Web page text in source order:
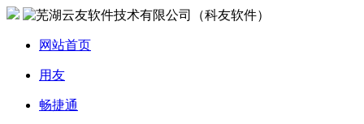
网站首页
用友
畅捷通